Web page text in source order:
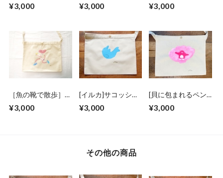
タン付き
¥3,000 ¥3,000
き
¥3,000
［魚の靴で散歩］サ
き
¥3,000
[イルカ]サコッシ
¥3,000
[貝に包まれるペン
ボタン付き
¥3,000
その他の商品